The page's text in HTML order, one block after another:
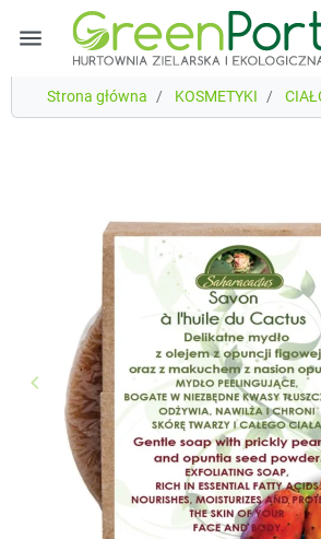
menu
Strona główna KOSMETYKI
Poprzedni
keyboard_arrow_left